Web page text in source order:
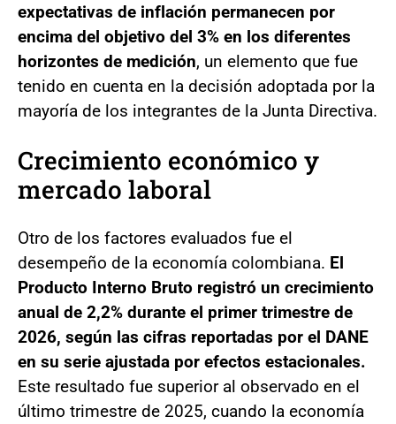
expectativas de inflación permanecen por
encima del objetivo del 3% en los diferentes
horizontes de medición, un elemento que fue
tenido en cuenta en la decisión adoptada por la
mayoría de los integrantes de la Junta Directiva.
Crecimiento económico y
mercado laboral
Otro de los factores evaluados fue el
desempeño de la economía colombiana. El
Producto Interno Bruto registró un crecimiento
anual de 2,2% durante el primer trimestre de
2026, según las cifras reportadas por el DANE
en su serie ajustada por efectos estacionales.
Este resultado fue superior al observado en el
último trimestre de 2025, cuando la economía